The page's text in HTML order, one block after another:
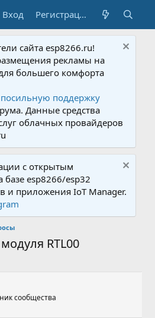
Вход Регистрация
сайта esp8266.ru!
рекламы на
большего комфорта
посильную поддержку
Данные средства
облачных провайдеров
с открытым
esp8266/esp32
и приложения IoT Manager.
RTL00
сообщества